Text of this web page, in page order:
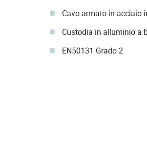
Cavo armato in acciaio
Custodia in alluminio a
EN50131 Grado 2